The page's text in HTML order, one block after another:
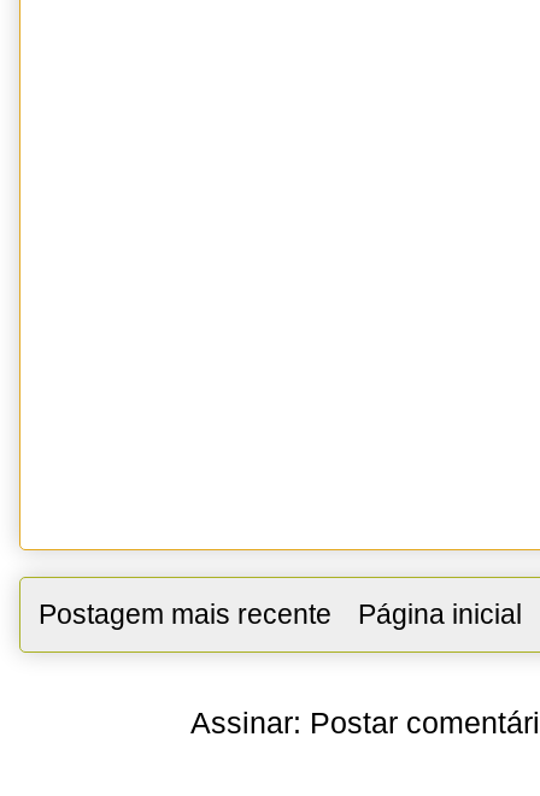
Postagem mais recente Página inicial
Assinar: Postar